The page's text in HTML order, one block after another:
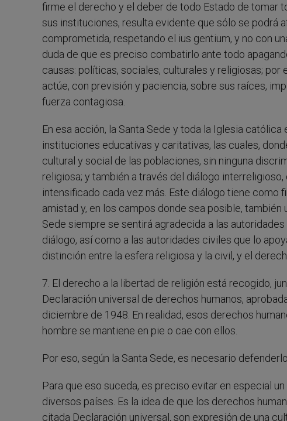
firme el derecho y el deber de todo Estado de tomar
sus instituciones, resulta evidente que sólo se podrá
comprometida, respetando el ius gentium, y no con
duda de que es preciso combatirlo ante todo
causas: políticas, sociales, culturales y religiosas; por
actúe, con previsión y paciencia, sobre sus raíces,
fuerza contagiosa.
En esa acción, la Santa Sede y toda la Iglesia
instituciones educativas y caritativas, las cuales,
cultural y social de las poblaciones, sin ninguna
religiosa; y también a través del diálogo
intensificado cada vez más. Este diálogo tiene como
amistad y, en los campos donde sea posible,
Sede siempre se sentirá agradecida a las
diálogo, así como a las autoridades civiles que lo
distinción entre la esfera religiosa y la civil, y el
7. El derecho a la libertad de religión está recogido,
Declaración universal de derechos humanos,
diciembre de 1948. En realidad, esos derechos
hombre se mantiene en pie o cae con ellos.
Por eso, según la Santa Sede, es necesario
Para que eso suceda, es preciso evitar en especial
diversos países. Es la idea de que los derechos
citada Declaración universal, son expresión de una